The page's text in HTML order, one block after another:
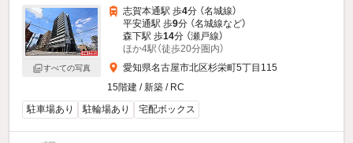
すべての写真
志賀本通駅 歩4分 （名城線）
平安通駅 歩9分 （名城線など）
森下駅 歩14分 （瀬戸線）
ほか4駅（徒歩20分圏内）
愛知県名古屋市北区杉栄町5丁目115
15階建 / 新築 / RC
駐車場あり
駐輪場あり 宅配ボックス